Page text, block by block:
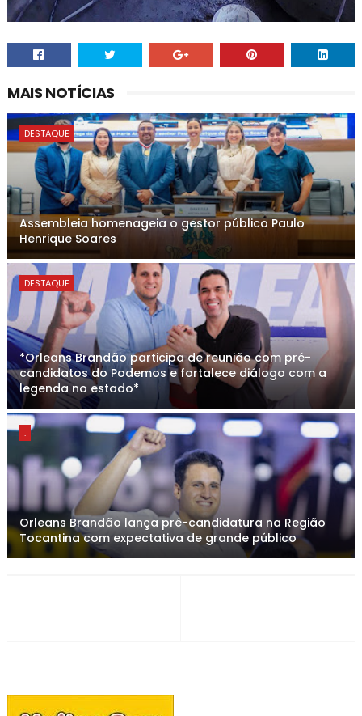
MAIS NOTÍCIAS
DESTAQUE
Assembleia homenageia o gestor público Paulo
Henrique Soares
DESTAQUE
*Orleans Brandão participa de reunião com pré-
candidatos do Podemos e fortalece diálogo com a
legenda no estado*
.
Orleans Brandão lança pré-candidatura na Região
Tocantina com expectativa de grande público